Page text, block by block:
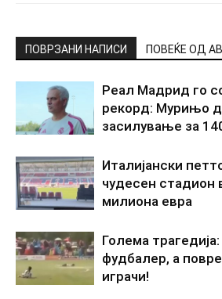
ПОВРЗАНИ НАПИСИ ПОВЕЌЕ ОД
Реал Мадрид го
рекорд: Мурињо
засилување за
Италијански
чудесен стадион
милиона евра
Голема
фудбалер, а
играчи!